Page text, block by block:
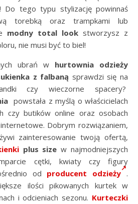
Do tego typu stylizację powinnaś
torebką oraz trampkami lub
modny total look stworzysz z
nie musi być to biel!
ubrań w hurtownia odzieży
z falbaną sprawdzi się na
czy wieczorne spacery?
powstała z myślą o właścicielach
czy butików online oraz osobach
Dobrym rozwiązaniem,
zainteresowanie twoją ofertą,
plus size w najmodniejszych
cętki, kwiaty czy figury
od producent odzieży .
ilości pikowanych kurtek w
i odcieniach sezonu. Kurteczki